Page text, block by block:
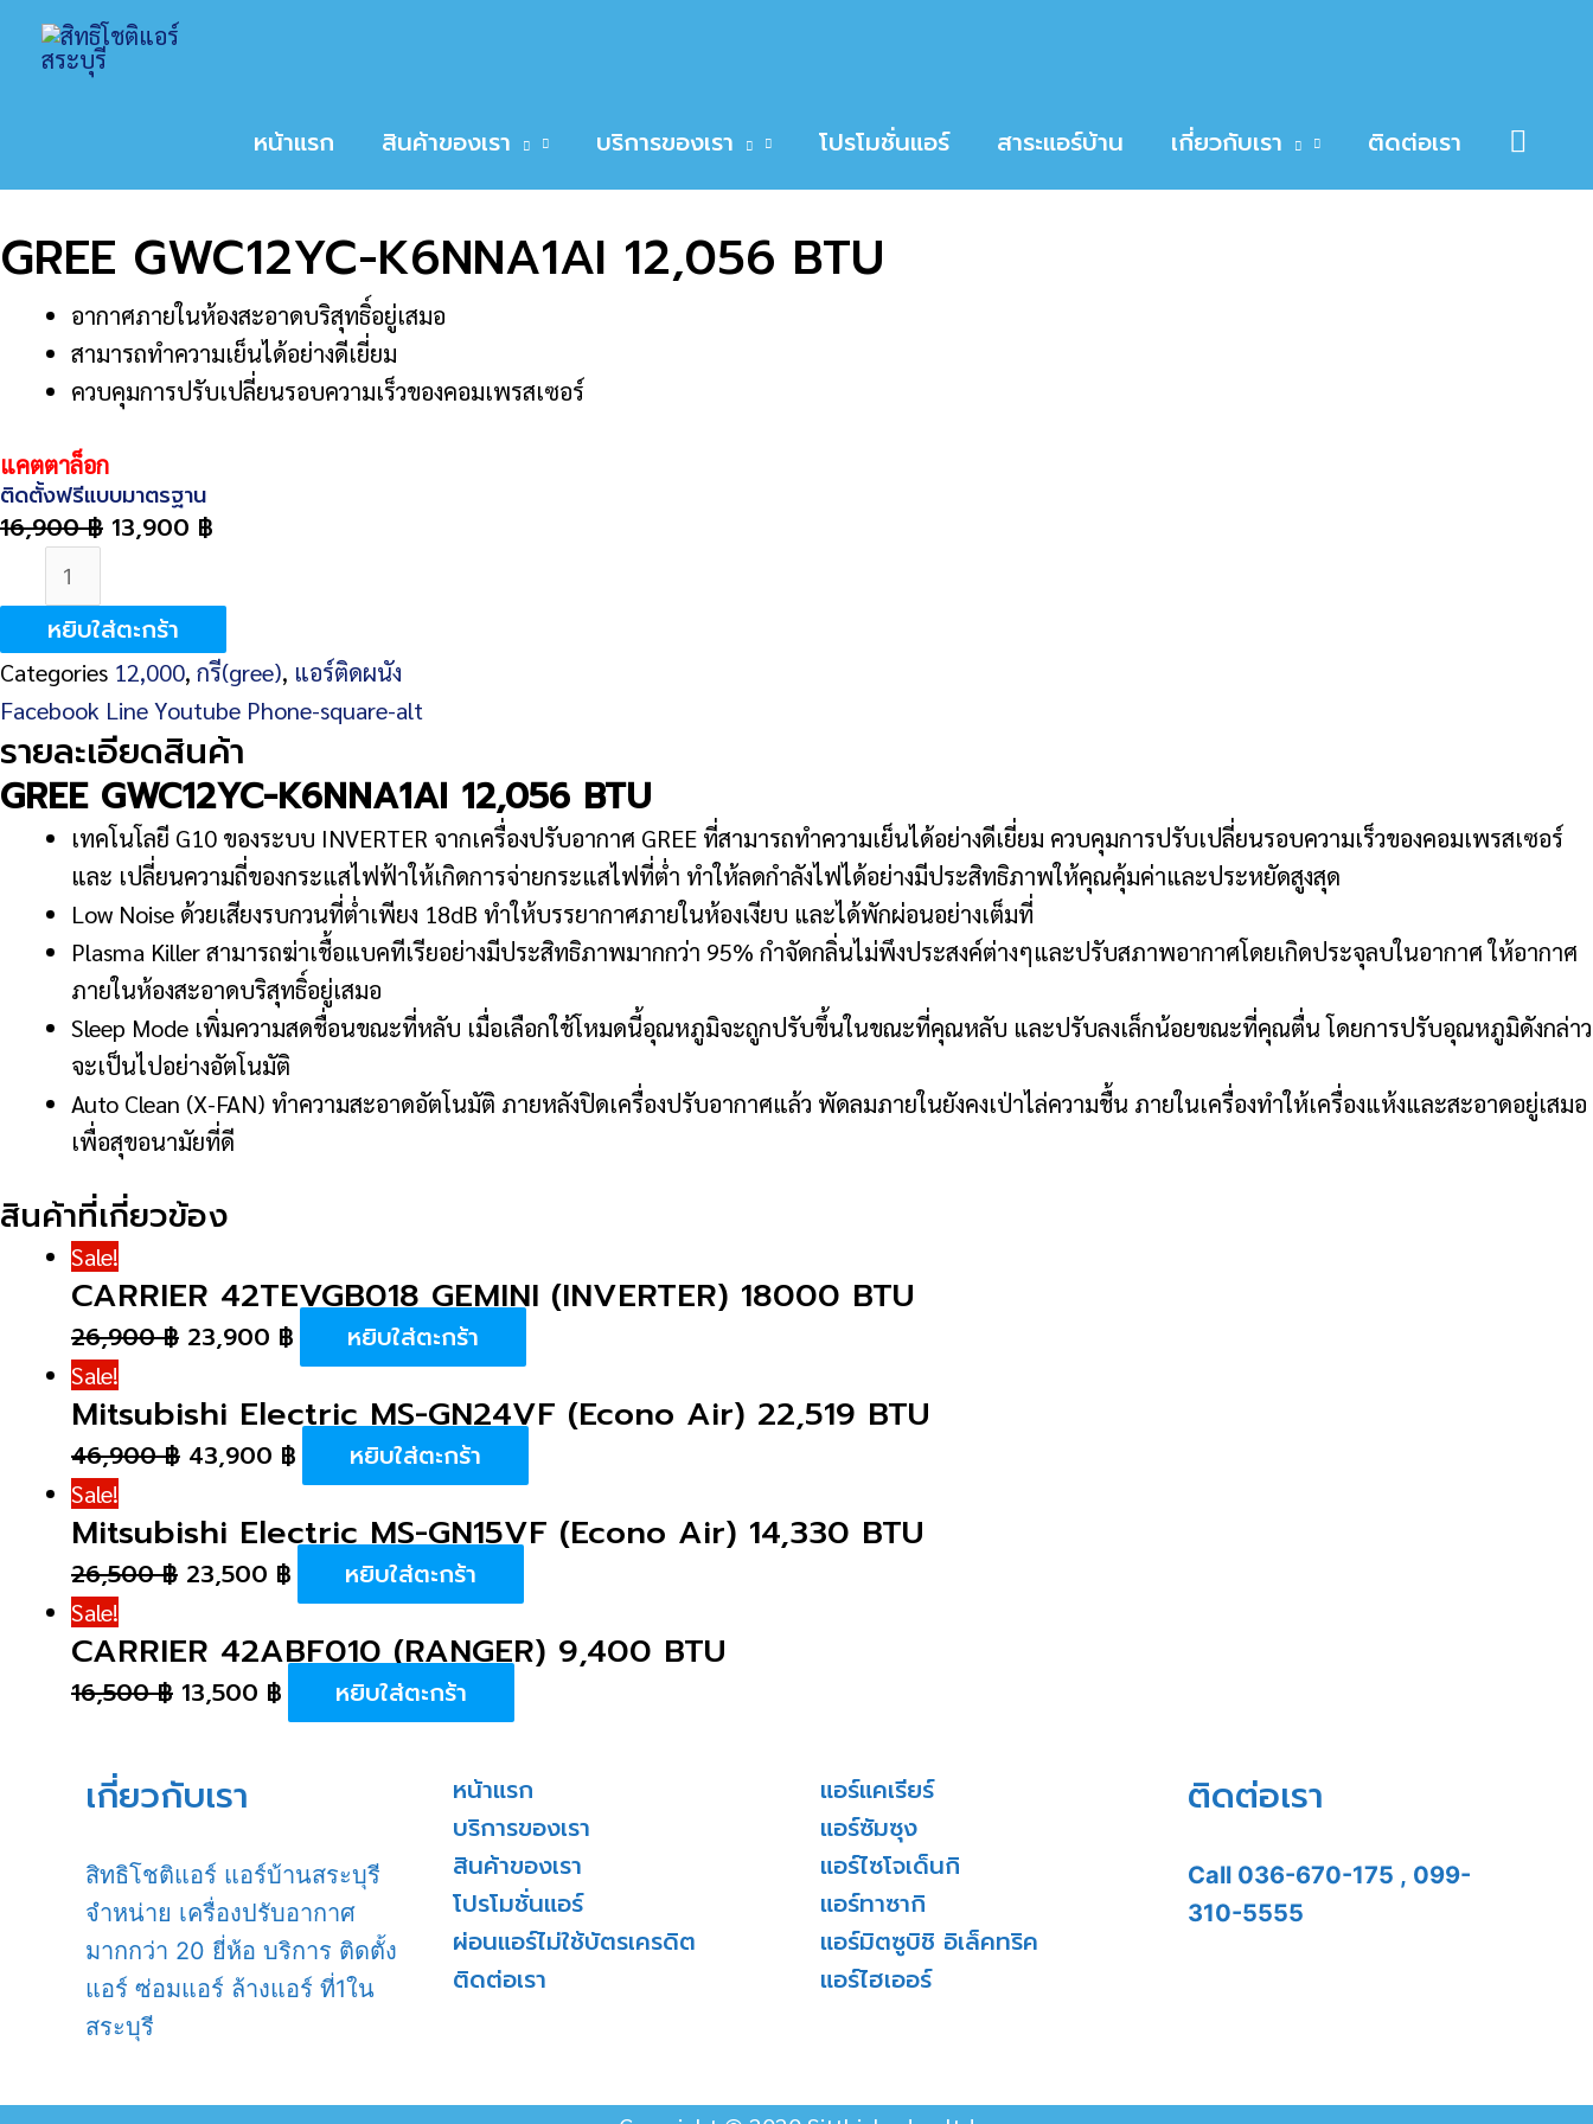
หน้าแรก สินค้าของเรา บริการของเรา โปรโมชั่นแอร์ สาระแอร์บ้าน เกี่ยวกับเรา ติดต่อเรา
Home สินค้า
หน้าหลัก/
GREE GWC12YC-K6NNA1AI 12,056 BTU
อากาศภายในห้องสะอาดบริสุทธิ์อยู่เสมอ
สามารถทำความเย็นได้อย่างดีเยี่ยม
ควบคุมการปรับเปลี่ยนรอบความเร็วของคอมเพรสเซอร์
แคตตาล็อก
ติดตั้งฟรีแบบมาตรฐาน
16,900฿ 13,900 ฿
จำนวน
GREE
GWC12YC-
K6NNA1AI
12,056
BTU
ชิ้น
หยิบใส่ตะกร้า
Categories 12,000, กรี(gree), แอร์ติดผนัง
Facebook LineYoutube Phone-square-alt
รายละเอียดสินค้า
GREE GWC12YC-K6NNA1AI 12,056 BTU
เทคโนโลยี G10 ของระบบ INVERTER จากเครื่องปรับอากาศ GREE ที่สามารถทำความเย็นได้อย่างดีเยี่ยม ควบคุมการปรับเปลี่ยนรอบความเร็วของคอมเพรสเซอร์
และ เปลี่ยนความถี่ของกระแสไฟฟ้าให้เกิดการจ่ายกระแสไฟที่ต่ำ ทำให้ลดกำลังไฟได้อย่างมีประสิทธิภาพให้คุณคุ้มค่าและประหยัดสูงสุด
Low Noise ด้วยเสียงรบกวนที่ต่ำเพียง 18dB ทำให้บรรยากาศภายในห้องเงียบ และได้พักผ่อนอย่างเต็มที่
Plasma Killer สามารถฆ่าเชื้อแบคทีเรียอย่างมีประสิทธิภาพมากกว่า 95% กำจัดกลิ่นไม่พึงประสงค์ต่างๆและปรับสภาพอากาศโดยเกิดประจุลบในอากาศ ให้อากาศ
ภายในห้องสะอาดบริสุทธิ์อยู่เสมอ
Sleep Mode เพิ่มความสดชื่อนขณะที่หลับ เมื่อเลือกใช้โหมดนี้อุณหภูมิจะถูกปรับขึ้นในขณะที่คุณหลับ และปรับลงเล็กน้อยขณะที่คุณตื่น โดยการปรับอุณหภูมิดังกล่าว
จะเป็นไปอย่างอัตโนมัติ
Auto Clean (X-FAN) ทำความสะอาดอัตโนมัติ ภายหลังปิดเครื่องปรับอากาศแล้ว พัดลมภายในยังคงเป่าไล่ความชื้น ภายในเครื่องทำให้เครื่องแห้งและสะอาดอยู่เสมอ
เพื่อสุขอนามัยที่ดี
สินค้าที่เกี่ยวข้อง
Sale!
CARRIER 42TEVGB018 GEMINI (INVERTER) 18000 BTU
26,900฿ 23,900 ฿ หยิบใส่ตะกร้า
Sale!
Mitsubishi Electric MS-GN24VF (Econo Air) 22,519 BTU
46,900฿ 43,900 ฿ หยิบใส่ตะกร้า
Sale!
Mitsubishi Electric MS-GN15VF (Econo Air) 14,330 BTU
26,500฿ 23,500 ฿ หยิบใส่ตะกร้า
Sale!
CARRIER 42ABF010 (RANGER) 9,400 BTU
16,500฿ 13,500 ฿ หยิบใส่ตะกร้า
เกี่ยวกับเรา
สิทธิโชติแอร์ แอร์บ้านสระบุรี
จำหน่าย เครื่องปรับอากาศ
มากกว่า 20 ยี่ห้อ บริการ ติดตั้ง
แอร์ ซ่อมแอร์ ล้างแอร์ ที่1ใน
สระบุรี
หน้าแรก
บริการของเรา
สินค้าของเรา
โปรโมชั่นแอร์
ผ่อนแอร์ไม่ใช้บัตรเครดิต
ติดต่อเรา
แอร์แคเรียร์
แอร์ซัมซุง
แอร์ไซโจเด็นกิ
แอร์ทาซากิ
แอร์มิตซูบิชิ อิเล็คทริค
แอร์ไฮเออร์
ติดต่อเรา
Call 036-670-175 , 099-
310-5555